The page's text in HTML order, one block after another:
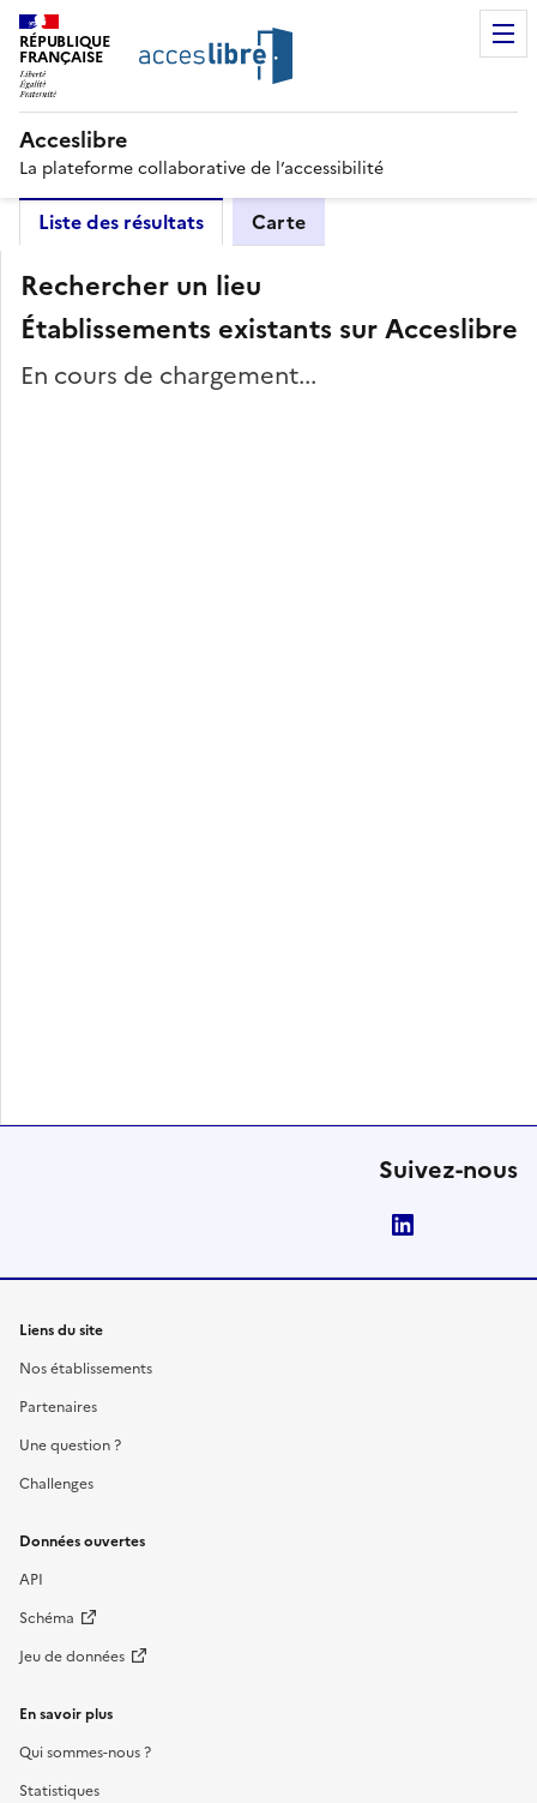
RÉPUBLIQUE
FRANÇAISE
Acceslibre
La plateforme collaborative de l’accessibilité
Liste des résultats Carte
Rechercher un lieu
Établissements existants sur Acceslibre
En cours de chargement...
Suivez-nous
Liens du site
Nos établissements
Partenaires
Une question ?
Challenges
Données ouvertes
API
Schéma
Jeu de données
En savoir plus
Qui sommes-nous ?
Statistiques